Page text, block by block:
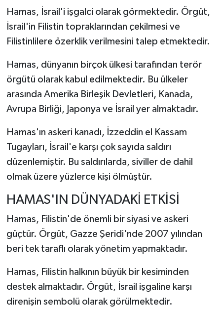
Hamas, İsrail'i işgalci olarak görmektedir. Örgüt,
İsrail'in Filistin topraklarından çekilmesi ve
Filistinlilere özerklik verilmesini talep etmektedir.
Hamas, dünyanın birçok ülkesi tarafından terör
örgütü olarak kabul edilmektedir. Bu ülkeler
arasında Amerika Birleşik Devletleri, Kanada,
Avrupa Birliği, Japonya ve İsrail yer almaktadır.
Hamas'ın askeri kanadı, İzzeddin el Kassam
Tugayları, İsrail'e karşı çok sayıda saldırı
düzenlemiştir. Bu saldırılarda, siviller de dahil
olmak üzere yüzlerce kişi ölmüştür.
HAMAS'IN DÜNYADAKİ ETKİSİ
Hamas, Filistin'de önemli bir siyasi ve askeri
güçtür. Örgüt, Gazze Şeridi'nde 2007 yılından
beri tek taraflı olarak yönetim yapmaktadır.
Hamas, Filistin halkının büyük bir kesiminden
destek almaktadır. Örgüt, İsrail işgaline karşı
direnişin sembolü olarak görülmektedir.